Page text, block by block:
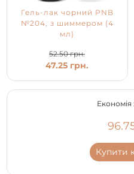
Гель-лак чорний PNB
№204, з шиммером (4
мл)
52.50 грн.
47.25 грн.
Економія :
Купити